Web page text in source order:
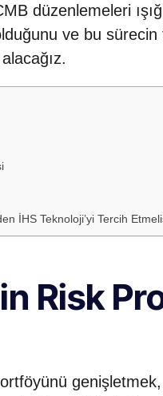
düzenlemeleri
ve bu sürecin
İHS Teknoloji’yi Tercih
Risk